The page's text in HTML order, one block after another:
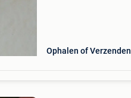
Ophalen of Verzenden